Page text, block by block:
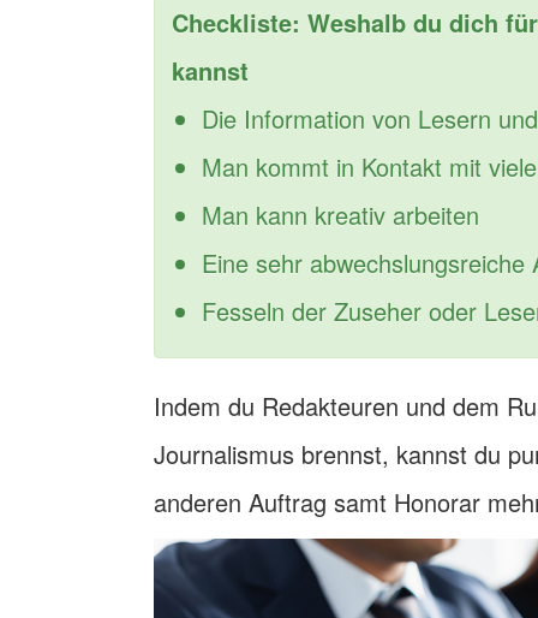
Checkliste: Weshalb du dich
kannst
Die Information von Lesern
Man kommt in Kontakt mit
Man kann kreativ arbeiten
Eine sehr abwechslungsreiche
Fesseln der Zuseher oder
Indem du Redakteuren und dem
Journalismus brennst, kannst du
anderen Auftrag samt Honorar